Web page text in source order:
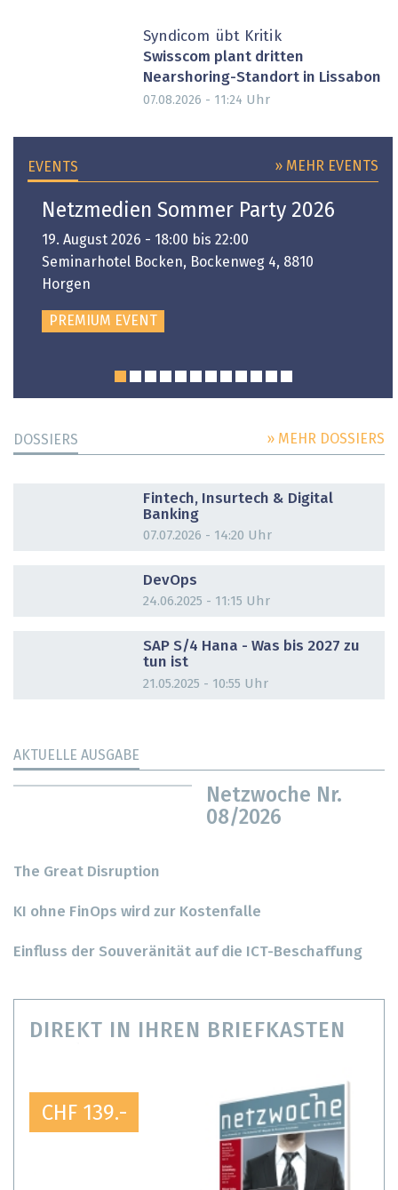
Syndicom übt Kritik
Swisscom plant dritten
Nearshoring-Standort in Lissabon
07.08.2026 - 11:24 Uhr
EVENTS » MEHR EVENTS
Netzmedien Sommer Party 2026
19. August 2026 - 18:00 bis 22:00
Seminarhotel Bocken, Bockenweg 4, 8810
Horgen
PREMIUM EVENT
DOSSIERS » MEHR DOSSIERS
Fintech, Insurtech & Digital
Banking
07.07.2026 - 14:20 Uhr
DevOps
24.06.2025 - 11:15 Uhr
SAP S/4 Hana - Was bis 2027 zu
tun ist
21.05.2025 - 10:55 Uhr
AKTUELLE AUSGABE
Netzwoche Nr.
08/2026
The Great Disruption
KI ohne FinOps wird zur Kostenfalle
Einfluss der Souveränität auf die ICT-Beschaffung
DIREKT IN IHREN BRIEFKASTEN
CHF 139.-